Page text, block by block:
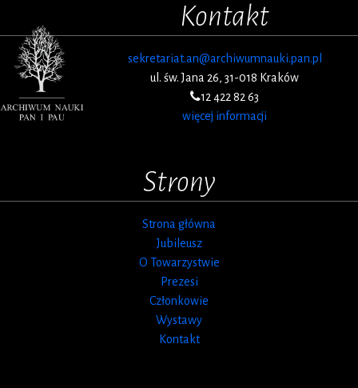
Kontakt
sekretariat.an@archiwumnauki.pan.pl
ul. św. Jana 26, 31-018 Kraków
12 422 82 63
więcej informacji
Strony
Strona główna
Jubileusz
O Towarzystwie
Prezesi
Członkowie
Wystawy
Kontakt